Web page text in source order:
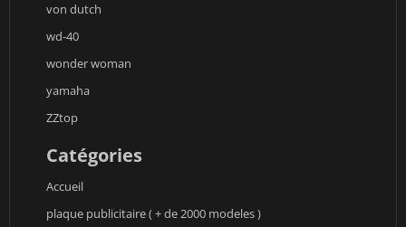
von dutch
wd-40
wonder woman
yamaha
ZZtop
Catégories
Accueil
plaque publicitaire ( + de 2000 modeles )